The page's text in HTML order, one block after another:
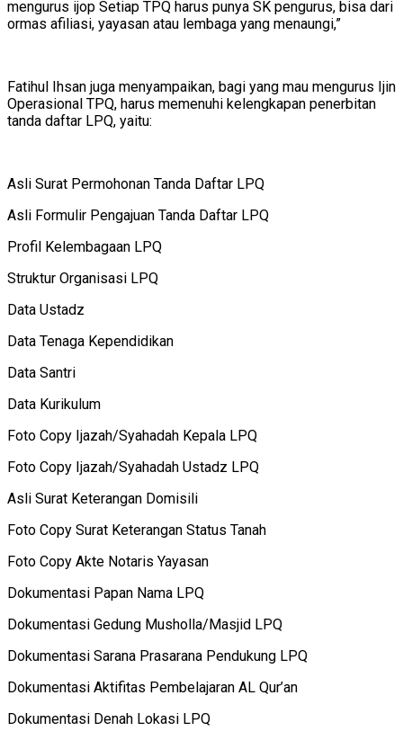
mengurus ijop Setiap TPQ harus punya SK pengurus, bisa dari
ormas afiliasi, yayasan atau lembaga yang menaungi,”
Fatihul Ihsan juga menyampaikan, bagi yang mau mengurus Ijin
Operasional TPQ, harus memenuhi kelengkapan penerbitan
tanda daftar LPQ, yaitu:
Asli Surat Permohonan Tanda Daftar LPQ
Asli Formulir Pengajuan Tanda Daftar LPQ
Profil Kelembagaan LPQ
Struktur Organisasi LPQ
Data Ustadz
Data Tenaga Kependidikan
Data Santri
Data Kurikulum
Foto Copy Ijazah/Syahadah Kepala LPQ
Foto Copy Ijazah/Syahadah Ustadz LPQ
Asli Surat Keterangan Domisili
Foto Copy Surat Keterangan Status Tanah
Foto Copy Akte Notaris Yayasan
Dokumentasi Papan Nama LPQ
Dokumentasi Gedung Musholla/Masjid LPQ
Dokumentasi Sarana Prasarana Pendukung LPQ
Dokumentasi Aktifitas Pembelajaran AL Qur’an
Dokumentasi Denah Lokasi LPQ